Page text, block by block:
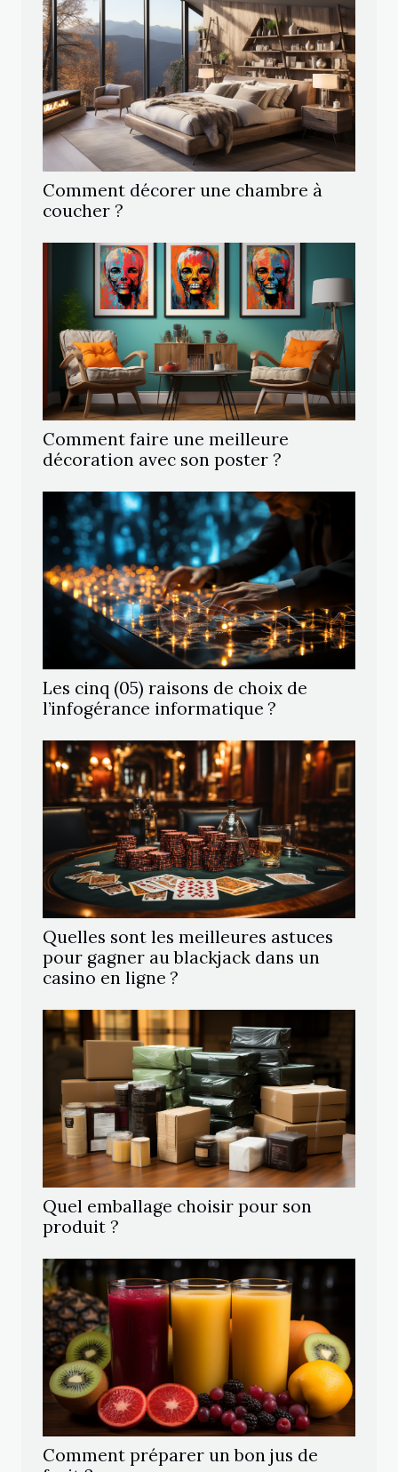
Comment décorer une chambre à
coucher ?
Comment faire une meilleure
décoration avec son poster ?
Les cinq (05) raisons de choix de
l’infogérance informatique ?
Quelles sont les meilleures astuces
pour gagner au blackjack dans un
casino en ligne ?
Quel emballage choisir pour son
produit ?
Comment préparer un bon jus de